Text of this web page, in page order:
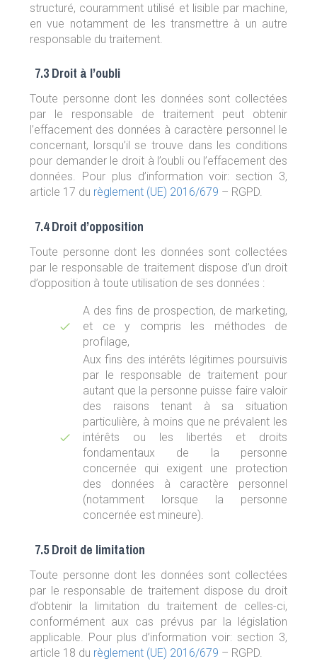
structuré, couramment utilisé et lisible par machine,
en vue notamment de les transmettre à un autre
responsable du traitement.
7.3 Droit à l’oubli
Toute personne dont les données sont collectées
par le responsable de traitement peut obtenir
l’effacement des données à caractère personnel le
concernant, lorsqu’il se trouve dans les conditions
pour demander le droit à l’oubli ou l’effacement des
données. Pour plus d’information voir: section 3,
article 17 du règlement (UE) 2016/679 – RGPD.
7.4 Droit d’opposition
Toute personne dont les données sont collectées
par le responsable de traitement dispose d’un droit
d’opposition à toute utilisation de ses données :
A des fins de prospection, de marketing,
et ce y compris les méthodes de
profilage,
Aux fins des intérêts légitimes poursuivis
par le responsable de traitement pour
autant que la personne puisse faire valoir
des raisons tenant à sa situation
particulière, à moins que ne prévalent les
intérêts ou les libertés et droits
fondamentaux de la personne
concernée qui exigent une protection
des données à caractère personnel
(notamment lorsque la personne
concernée est mineure).
7.5 Droit de limitation
Toute personne dont les données sont collectées
par le responsable de traitement dispose du droit
d’obtenir la limitation du traitement de celles-ci,
conformément aux cas prévus par la législation
applicable. Pour plus d’information voir: section 3,
article 18 du règlement (UE) 2016/679 – RGPD.